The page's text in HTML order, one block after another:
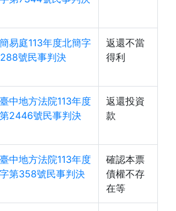
易庭113年度北簡字
號民事判決
返還不當
得利
中地方法院113年度
2446號民事判決
返還投資
款
中地方法院113年度
第358號民事判決
確認本票
債權不存
在等